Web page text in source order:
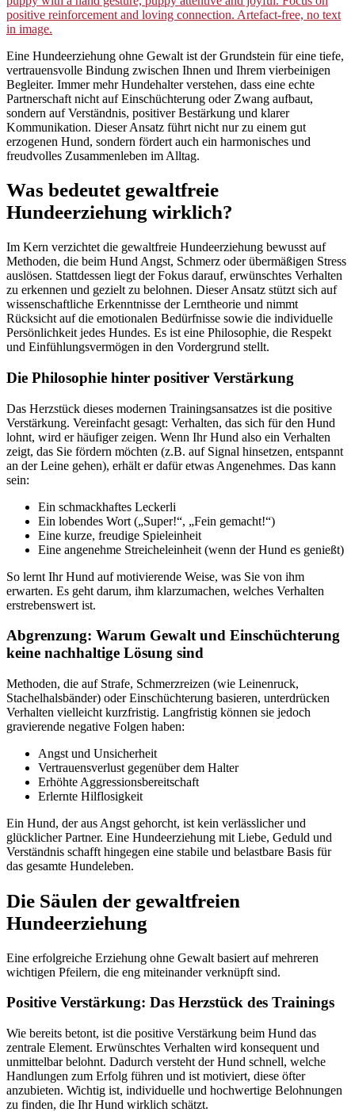
Eine Hundeerziehung ohne Gewalt ist der Grundstein für eine tiefe,
vertrauensvolle Bindung zwischen Ihnen und Ihrem vierbeinigen
Begleiter. Immer mehr Hundehalter verstehen, dass eine echte
Partnerschaft nicht auf Einschüchterung oder Zwang aufbaut,
sondern auf Verständnis, positiver Bestärkung und klarer
Kommunikation. Dieser Ansatz führt nicht nur zu einem gut
erzogenen Hund, sondern fördert auch ein harmonisches und
freudvolles Zusammenleben im Alltag.
Was bedeutet gewaltfreie
Hundeerziehung wirklich?
Im Kern verzichtet die gewaltfreie Hundeerziehung bewusst auf
Methoden, die beim Hund Angst, Schmerz oder übermäßigen Stress
auslösen. Stattdessen liegt der Fokus darauf, erwünschtes Verhalten
zu erkennen und gezielt zu belohnen. Dieser Ansatz stützt sich auf
wissenschaftliche Erkenntnisse der Lerntheorie und nimmt
Rücksicht auf die emotionalen Bedürfnisse sowie die individuelle
Persönlichkeit jedes Hundes. Es ist eine Philosophie, die Respekt
und Einfühlungsvermögen in den Vordergrund stellt.
Die Philosophie hinter positiver Verstärkung
Das Herzstück dieses modernen Trainingsansatzes ist die positive
Verstärkung. Vereinfacht gesagt: Verhalten, das sich für den Hund
lohnt, wird er häufiger zeigen. Wenn Ihr Hund also ein Verhalten
zeigt, das Sie fördern möchten (z.B. auf Signal hinsetzen, entspannt
an der Leine gehen), erhält er dafür etwas Angenehmes. Das kann
sein:
Ein schmackhaftes Leckerli
Ein lobendes Wort („Super!“, „Fein gemacht!“)
Eine kurze, freudige Spieleinheit
Eine angenehme Streicheleinheit (wenn der Hund es genießt)
So lernt Ihr Hund auf motivierende Weise, was Sie von ihm
erwarten. Es geht darum, ihm klarzumachen, welches Verhalten
erstrebenswert ist.
Abgrenzung: Warum Gewalt und Einschüchterung
keine nachhaltige Lösung sind
Methoden, die auf Strafe, Schmerzreizen (wie Leinenruck,
Stachelhalsbänder) oder Einschüchterung basieren, unterdrücken
Verhalten vielleicht kurzfristig. Langfristig können sie jedoch
gravierende negative Folgen haben:
Angst und Unsicherheit
Vertrauensverlust gegenüber dem Halter
Erhöhte Aggressionsbereitschaft
Erlernte Hilflosigkeit
Ein Hund, der aus Angst gehorcht, ist kein verlässlicher und
glücklicher Partner. Eine Hundeerziehung mit Liebe, Geduld und
Verständnis schafft hingegen eine stabile und belastbare Basis für
das gesamte Hundeleben.
Die Säulen der gewaltfreien
Hundeerziehung
Eine erfolgreiche Erziehung ohne Gewalt basiert auf mehreren
wichtigen Pfeilern, die eng miteinander verknüpft sind.
Positive Verstärkung: Das Herzstück des Trainings
Wie bereits betont, ist die positive Verstärkung beim Hund das
zentrale Element. Erwünschtes Verhalten wird konsequent und
unmittelbar belohnt. Dadurch versteht der Hund schnell, welche
Handlungen zum Erfolg führen und ist motiviert, diese öfter
anzubieten. Wichtig ist, individuelle und hochwertige Belohnungen
zu finden, die Ihr Hund wirklich schätzt.